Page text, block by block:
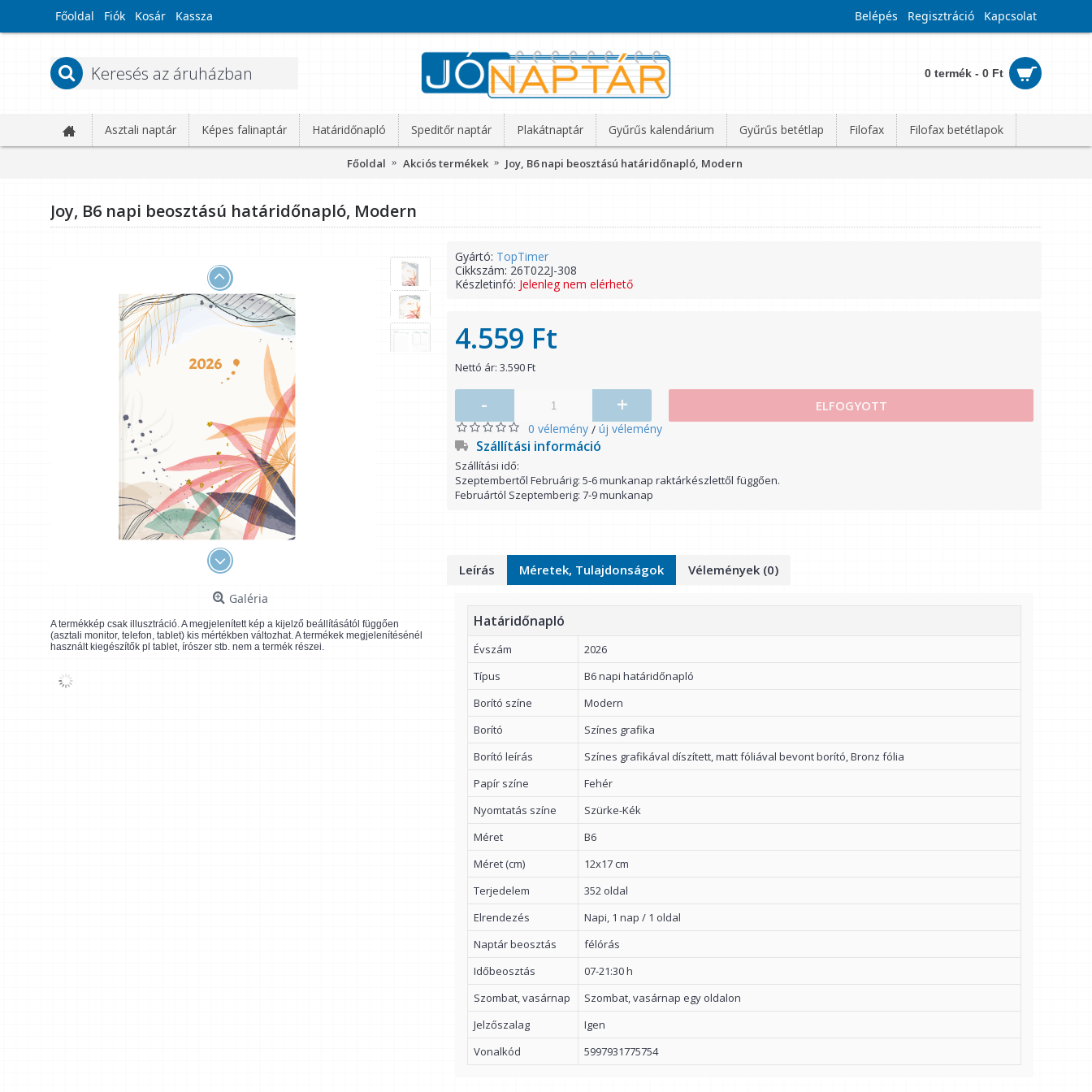
Főoldal Fiók Kosár Kassza Belépés Regisztráció Kapcsolat
0 termék - 0 Ft
Asztali naptár Képes falinaptár Határidőnapló Speditőr naptár Plakátnaptár Gyűrűs kalendárium Gyűrűs betétlap Filofax Filofax betétlapok
Főoldal Akciós termékek Joy, B6 napi beosztású határidőnapló, Modern
Joy, B6 napi beosztású határidőnapló, Modern
Galéria
A termékkép csak illusztráció. A megjelenített kép a kijelző beállításától függően
(asztali monitor, telefon, tablet) kis mértékben változhat. A termékek megjelenítésénél
használt kiegészítők pl tablet, írószer stb. nem a termék részei.
Gyártó: TopTimer
Cikkszám: 26T022J-308
Készletinfó: Jelenleg nem elérhető
4.559 Ft
Nettó ár: 3.590 Ft
- + ELFOGYOTT
0 vélemény / új vélemény
Szállítási információ
Szállítási idő:
Szeptembertől Februárig: 5-6 munkanap raktárkészlettől függően.
Februártól Szeptemberig: 7-9 munkanap
Leírás Méretek, Tulajdonságok Vélemények (0)
Határidőnapló
Évszám
2026
Típus
B6 napi határidőnapló
Borító színe
Modern
Borító
Színes grafika
Borító leírás
Színes grafikával díszített, matt fóliával bevont borító, Bronz fólia
Papír színe
Fehér
Nyomtatás színe
Szürke-Kék
Méret
B6
Méret (cm)
12x17 cm
Terjedelem
352 oldal
Elrendezés
Napi, 1 nap / 1 oldal
Naptár beosztás
félórás
Időbeosztás
07-21:30 h
Szombat, vasárnap
Szombat, vasárnap egy oldalon
Jelzőszalag
Igen
Vonalkód
5997931775754